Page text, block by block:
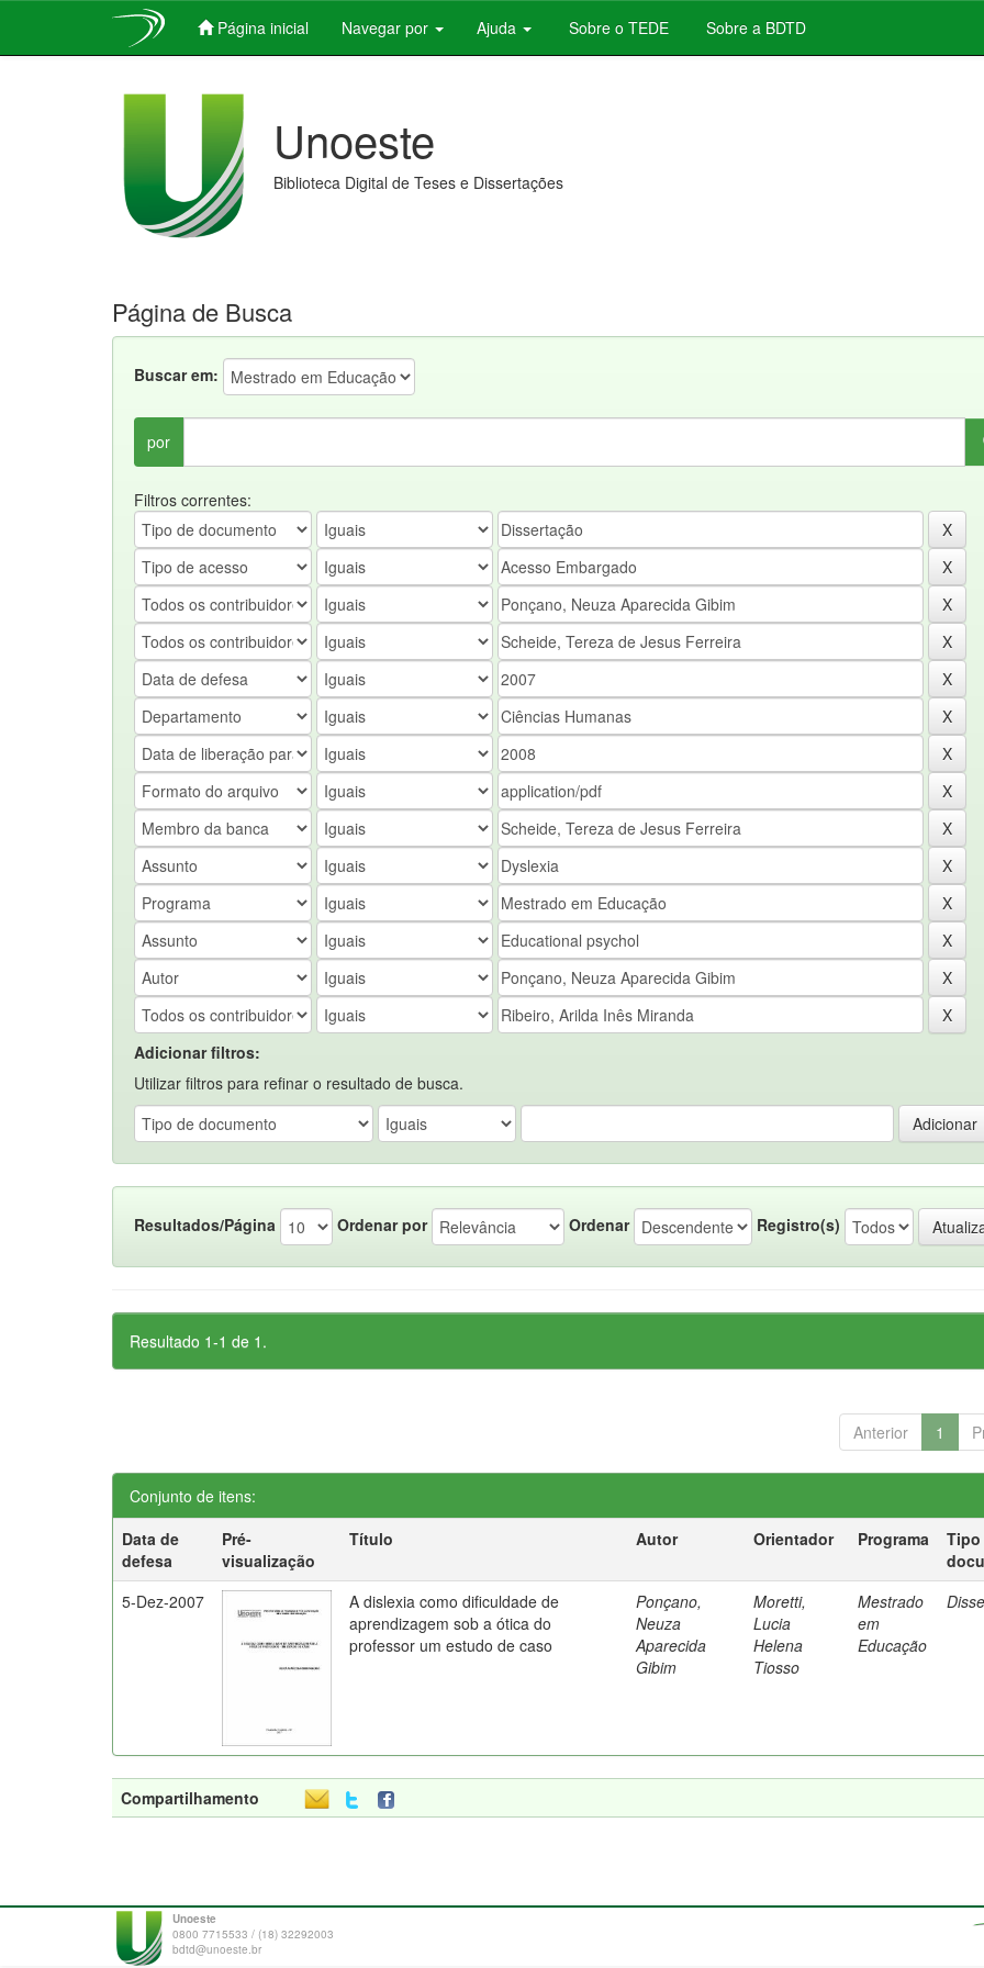
Página inicial Navegar por Ajuda Sobre o TEDE Sobre a BDTD
Unoeste
Biblioteca Digital de Teses e Dissertações
Página de Busca
Buscar em:
por
Filtros correntes:
Adicionar filtros:
Utilizar filtros para refinar o resultado de busca.
Resultados/Página Ordenar por Ordenar Registro(s)
Resultado 1-1 de 1.
Anterior 1
Conjunto de itens:
Data de
defesa
Pré-
visualização
Título Autor Orientador Programa
Tipo
5-Dez-2007
A dislexia como dificuldade de
aprendizagem sob a ótica do
professor um estudo de caso
Ponçano,
Neuza
Aparecida
Gibim
Moretti,
Lucia
Helena
Tiosso
Mestrado
em
Educação
Compartilhamento
Unoeste
0800 7715533 / (18) 32292003
bdtd@unoeste.br